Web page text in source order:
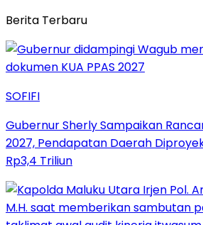
Berita Terbaru
SOFIFI
Gubernur Sherly Sampaikan
2027, Pendapatan Daerah
Rp3,4 Triliun